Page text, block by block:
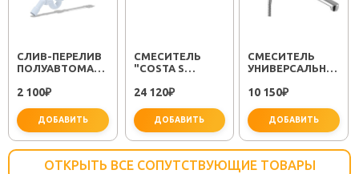
CЛИВ-ПЕРЕЛИВ
ПОЛУАВТОМАТ
2 100₽
ДОБАВИТЬ
СМЕСИТЕЛЬ
"COSTA S
24 120₽
ДОБАВИТЬ
СМЕСИТЕЛЬ
УНИВЕРСАЛЬНЫЙ
LM1151C"
10 150₽
ДОБАВИТЬ
ОТКРЫТЬ ВСЕ СОПУТСТВУЮЩИЕ ТОВАРЫ